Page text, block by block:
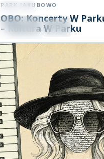
Koncert
09 SIE
2026 18:00
PARK JAKUBOWO
OBO: Koncerty W
– Kultura W Parku